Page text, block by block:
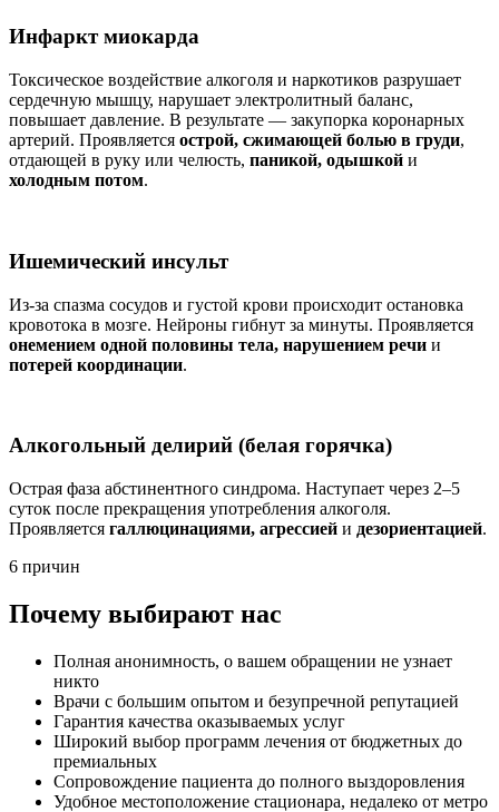
Инфаркт миокарда
Токсическое воздействие алкоголя и наркотиков разрушает
сердечную мышцу, нарушает электролитный баланс,
повышает давление. В результате — закупорка коронарных
артерий. Проявляется острой, сжимающей болью в груди,
отдающей в руку или челюсть, паникой, одышкой и
холодным потом.
Ишемический инсульт
Из-за спазма сосудов и густой крови происходит остановка
кровотока в мозге. Нейроны гибнут за минуты. Проявляется
онемением одной половины тела, нарушением речи и
потерей координации.
Алкогольный делирий (белая горячка)
Острая фаза абстинентного синдрома. Наступает через 2–5
суток после прекращения употребления алкоголя.
Проявляется галлюцинациями, агрессией и дезориентацией.
6 причин
Почему выбирают нас
Полная анонимность, о вашем обращении не узнает
никто
Врачи с большим опытом и безупречной репутацией
Гарантия качества оказываемых услуг
Широкий выбор программ лечения от бюджетных до
премиальных
Сопровождение пациента до полного выздоровления
Удобное местоположение стационара, недалеко от метро